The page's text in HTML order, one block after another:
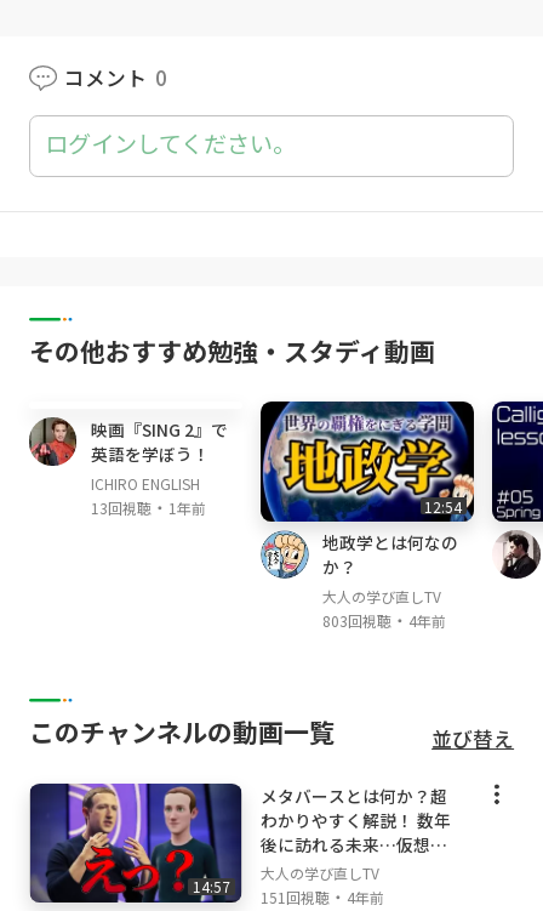
14:13 まとめ
◆━━━━━━━━━━━━━━━━━━◆
公式LINEでお金やビジネスを学ぼう📓
お友だち追加 ⇒https://lin.ee/FOw8buH
https://www.instagram.com/suasi.shacho/
#大人の学び直しTV #すあし社長
コメント 0
ログインしてください。
その他おすすめ勉強・スタディ動画
映画『SING 2』で
英語を学ぼう！
ICHIRO ENGLISH
13回視聴・ 1年前 12:54
地政学とは何なの
か？
大人の学び直しTV
803回視聴・ 4年前
このチャンネルの動画一覧 並び替え
14:57
メタバースとは何か？超
わかりやすく解説！ 数年
後に訪れる未来…仮想通
貨との関係は？
大人の学び直しTV
151回視聴 ・ 4年前